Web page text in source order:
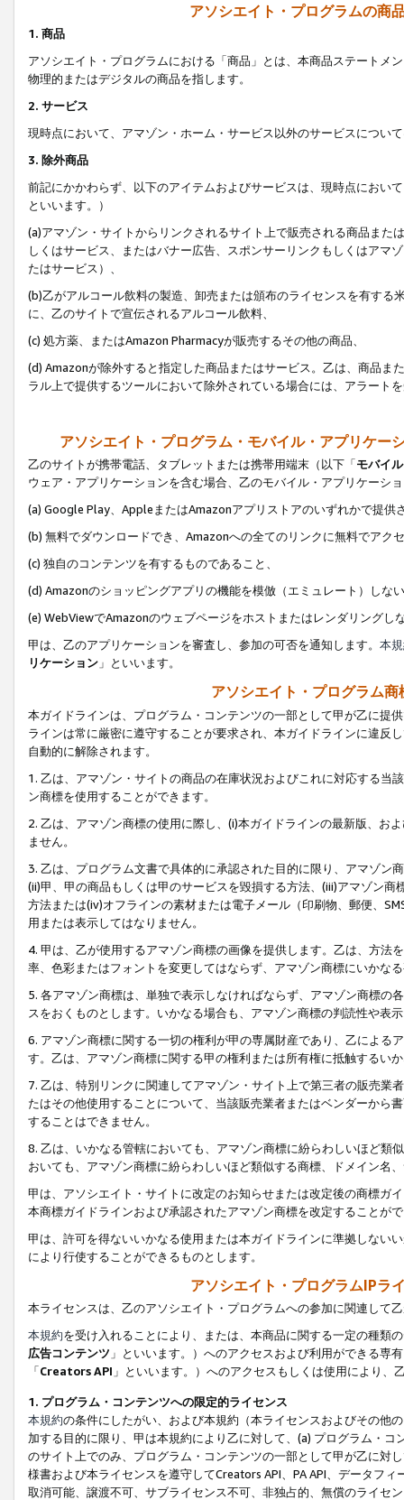
アソシエイト・プログラムの商
1. 商品
アソシエイト・プログラムにおける「商品」とは、本商品ステートメ
物理的またはデジタルの商品を指します。
2. サービス
現時点において、アマゾン・ホーム・サービス以外のサービスについ
3. 除外商品
前記にかかわらず、以下のアイテムおよびサービスは、現時点におい
といいます。）
(a)アマゾン・サイトからリンクされるサイト上で販売される商品ま
しくはサービス、またはバナー広告、スポンサーリンクもしくはアマ
たはサービス）、
(b)乙がアルコール飲料の製造、卸売または頒布のライセンスを有す
に、乙のサイトで宣伝されるアルコール飲料、
(c) 処方薬、またはAmazon Pharmacyが販売するその他の商品、
(d) Amazonが除外すると指定した商品またはサービス。乙は、商品ま
ラル上で提供するツールにおいて除外されている場合には、アラート
アソシエイト・プログラム・モバイル・アプリケー
乙のサイトが携帯電話、タブレットまたは携帯用端末（以下「モバイ
ウェア・アプリケーションを含む場合、乙のモバイル・アプリケーシ
(a) Google Play、AppleまたはAmazonアプリストアのいずれかで提供
(b) 無料でダウンロードでき、Amazonへの全てのリンクに無料でアク
(c) 独自のコンテンツを有するものであること、
(d) Amazonのショッピングアプリの機能を模倣（エミュレート）しな
(e) WebViewでAmazonのウェブページをホストまたはレンダリングし
甲は、乙のアプリケーションを審査し、参加の可否を通知します。 本
リケーション 」といいます。
アソシエイト・プログラム
本ガイドラインは、プログラム・コンテンツの一部として甲が乙に提
ラインは常に厳密に遵守することが要求され、本ガイドラインに違反
自動的に解除されます。
1. 乙は、アマゾン・サイトの商品の在庫状況およびこれに対応する
ン商標を使用することができます。
2. 乙は、アマゾン商標の使用に際し、(i)本ガイドラインの最新版、お
ません。
3. 乙は、プログラム文書で具体的に承認された目的に限り、アマゾン
(ii)甲、甲の商品もしくは甲のサービスを毀損する方法、(iii)アマゾン
方法または(iv)オフラインの素材または電子メール（印刷物、郵便、
用または表示してはなりません。
4. 甲は、乙が使用するアマゾン商標の画像を提供します。乙は、方
率、色彩またはフォントを変更してはならず、アマゾン商標にいかな
5. 各アマゾン商標は、単独で表示しなければならず、アマゾン商標
スをおくものとします。いかなる場合も、アマゾン商標の判読性や表
6. アマゾン商標に関する一切の権利が甲の専属財産であり、乙による
す。乙は、アマゾン商標に関する甲の権利または所有権に抵触するい
7. 乙は、特別リンクに関連してアマゾン・サイト上で第三者の販売
たはその他使用することについて、当該販売業者またはベンダーから
することはできません。
8. 乙は、いかなる管轄においても、アマゾン商標に紛らわしいほど類
おいても、アマゾン商標に紛らわしいほど類似する商標、ドメイン名
甲は、アソシエイト・サイトに改定のお知らせまたは改定後の商標ガ
本商標ガイドラインおよび承認されたアマゾン商標を改定することが
甲は、許可を得ないいかなる使用または本ガイドラインに準拠しない
により行使することができるものとします。
アソシエイト・プログラムIPラ
本ライセンスは、乙のアソシエイト・プログラムへの参加に関連して
本規約を受け入れることにより、または、本商品に関する一定の種類
広告コンテンツ 」といいます。）へのアクセスおよび利用ができる専
「Creators API 」といいます。）へのアクセスもしくは使用により
1. プログラム・コンテンツへの限定的ライセンス
本規約の条件にしたがい、および本規約（本ライセンスおよびその他
加する目的に限り、甲は本規約により乙に対して、(a) プログラム・
のサイト上でのみ、プログラム・コンテンツの一部として甲が乙に対
様書および本ライセンスを遵守してCreators API、PA API、データフ
取消可能、譲渡不可、サブライセンス不可、非独占的、無償のライセ